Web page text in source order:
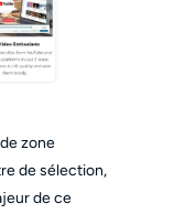
zone
de sélection,
de ce